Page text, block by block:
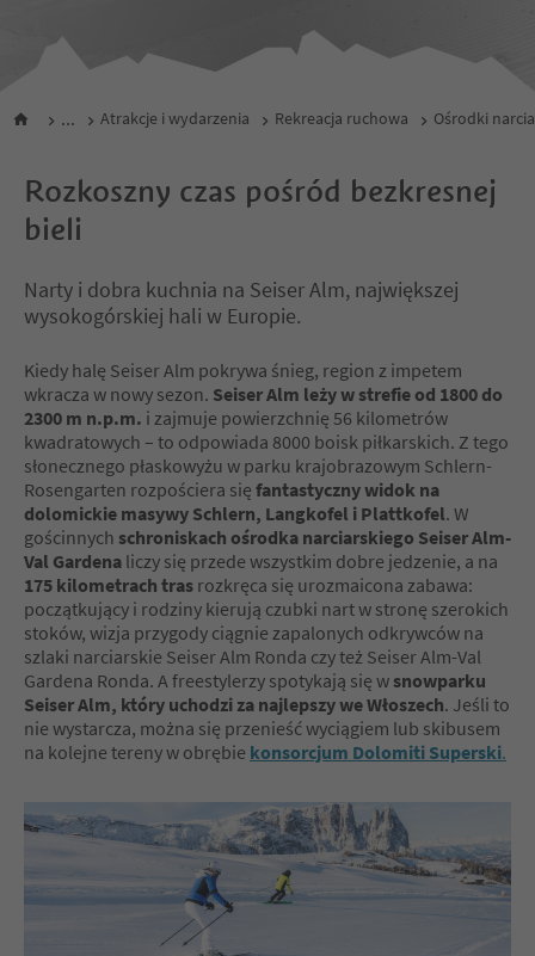
... Atrakcje i wydarzenia Rekreacja ruchowa Ośrodki
Rozkoszny czas pośród bezkresnej
bieli
Narty i dobra kuchnia na Seiser Alm, największej
wysokogórskiej hali w Europie.
Kiedy halę Seiser Alm pokrywa śnieg, region z impetem
wkracza w nowy sezon. Seiser Alm leży w strefie od 1800 do
2300 m n.p.m. i zajmuje powierzchnię 56 kilometrów
kwadratowych – to odpowiada 8000 boisk piłkarskich. Z tego
słonecznego płaskowyżu w parku krajobrazowym Schlern-
Rosengarten rozpościera się fantastyczny widok na
dolomickie masywy Schlern, Langkofel i Plattkofel. W
gościnnych schroniskach ośrodka narciarskiego Seiser Alm-
Val Gardena liczy się przede wszystkim dobre jedzenie, a na
175 kilometrach tras rozkręca się urozmaicona zabawa:
początkujący i rodziny kierują czubki nart w stronę szerokich
stoków, wizja przygody ciągnie zapalonych odkrywców na
szlaki narciarskie Seiser Alm Ronda czy też Seiser Alm-Val
Gardena Ronda. A freestylerzy spotykają się wsnowparku
Seiser Alm, który uchodzi za najlepszy we Włoszech. Jeśli to
nie wystarcza, można się przenieść wyciągiem lub skibusem
na kolejne tereny w obrębie konsorcjum Dolomiti Superski.